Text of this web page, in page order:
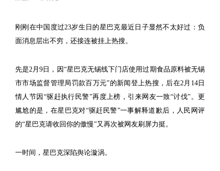
刚刚在中国度过23岁生日的星巴克最近日子显然不太好过：负
面消息层出不穷，还接连被挂上热搜。
先是2月9日，因“星巴克无锡线下门店使用过期食品原料被无锡
市市场监督管理局罚款百万元”的新闻登上热搜，后在2月14日
情人节因“驱赶执行民警”再度上榜，引来网友一致“讨伐”。更
尴尬的是，在星巴克对“驱赶民警”一事解释道歉后，人民网评
的“星巴克请收回你的傲慢”又再次被网友刷屏力挺。
一时间，星巴克深陷舆论漩涡。